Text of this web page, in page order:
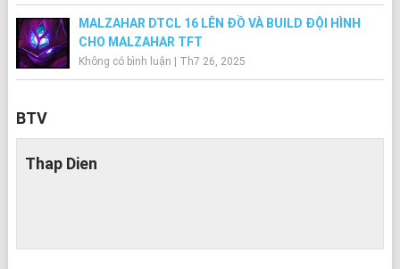
MALZAHAR DTCL 16 LÊN ĐỒ VÀ BUILD ĐỘI HÌNH
CHO MALZAHAR TFT
Không có bình luận Th7 26, 2025
BTV
Thap Dien